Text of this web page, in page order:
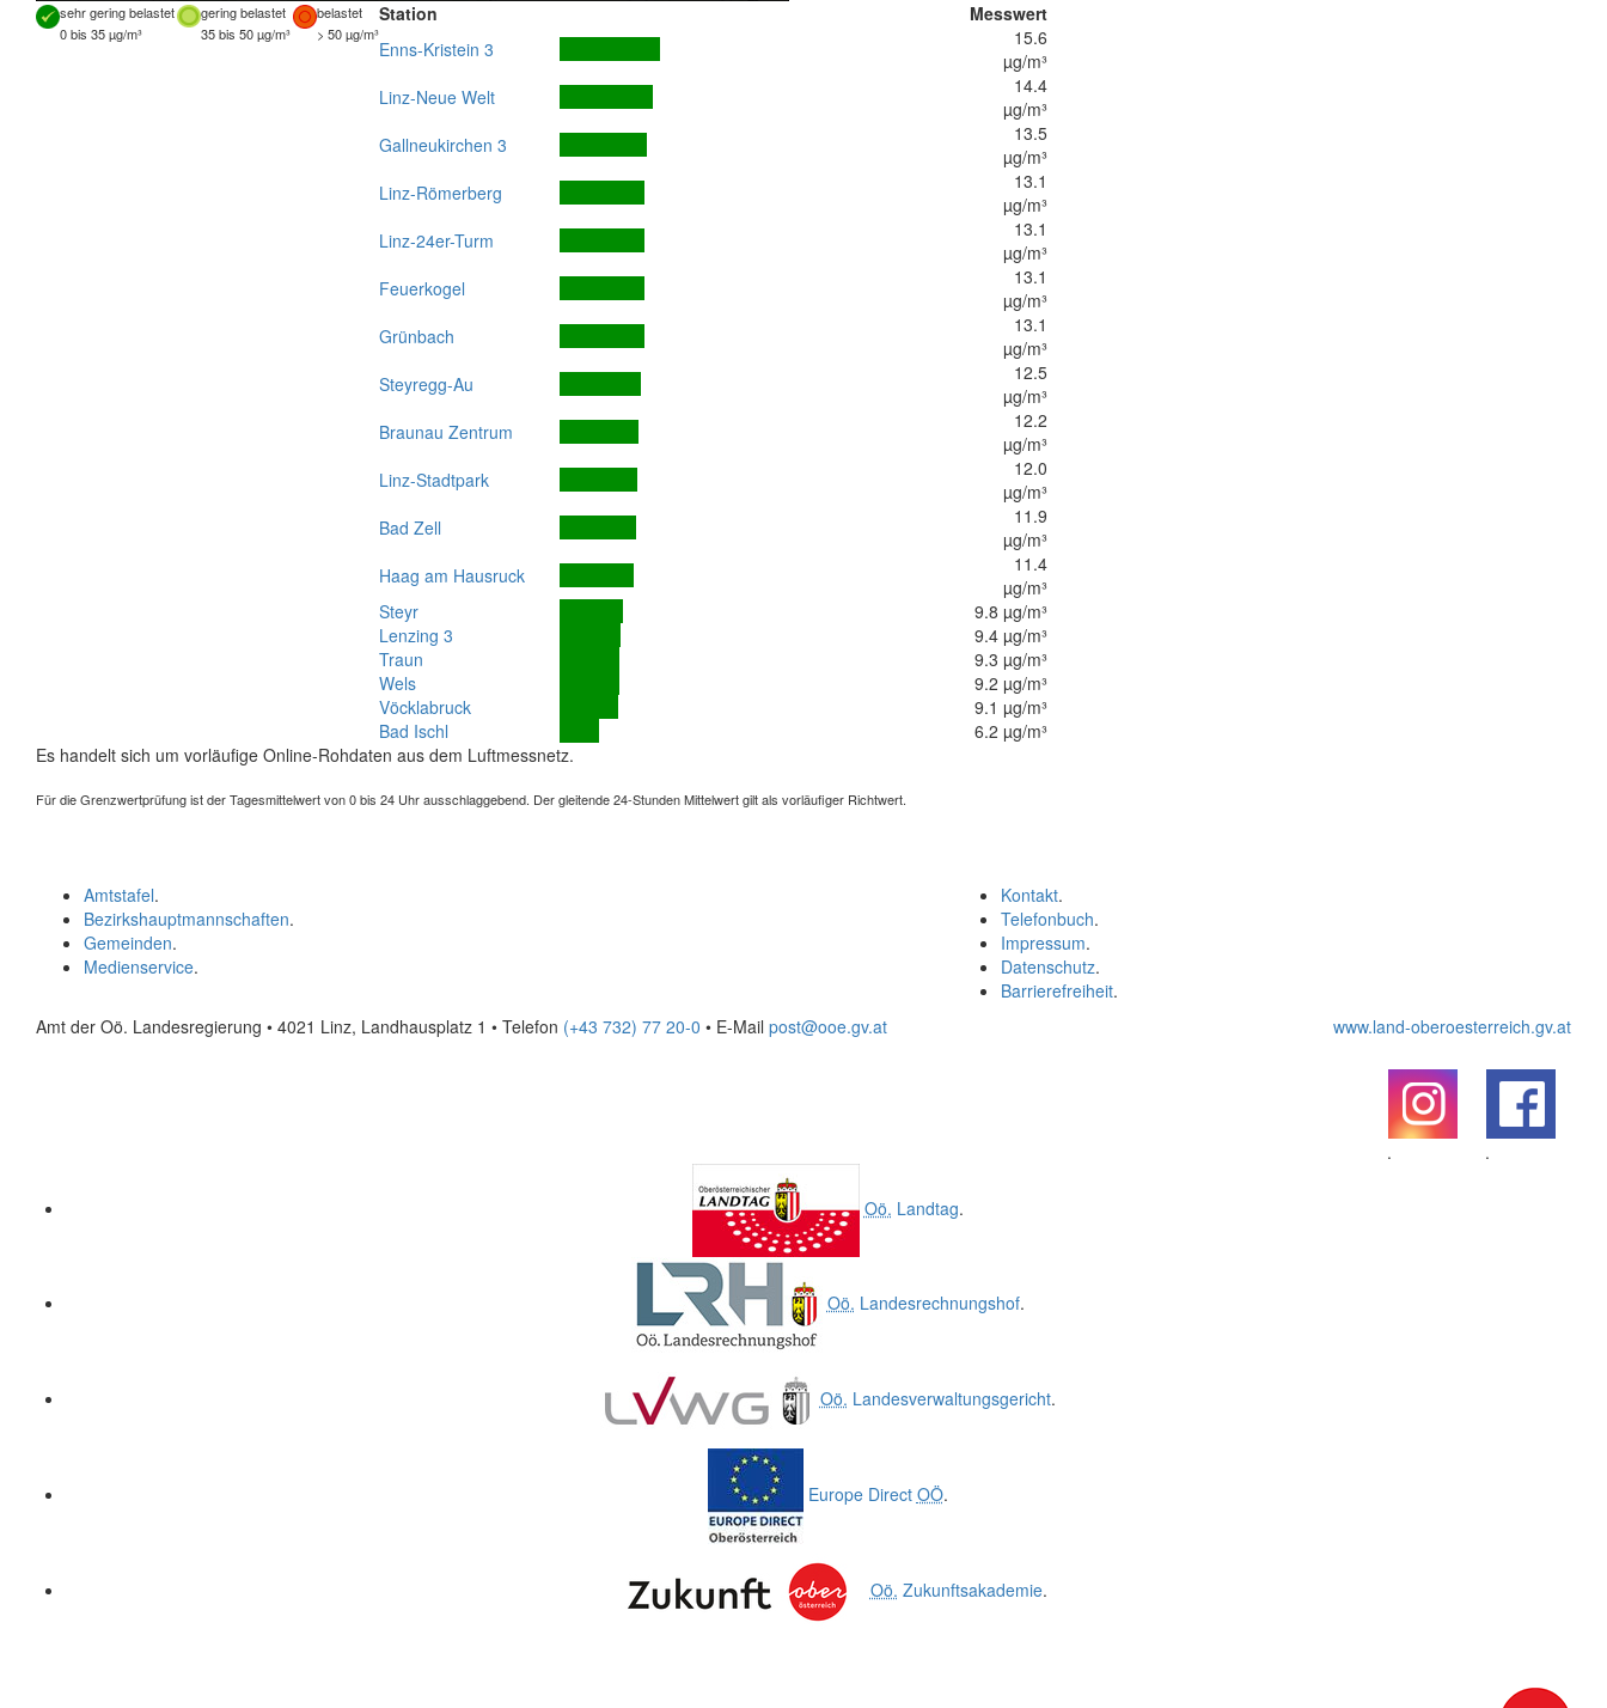
sehr gering belastet gering belastet
belastet
0 bis 35 µg/m³
35 bis 50 µg/m³ > 50 µg/m³
Station
Messwert
Enns-Kristein 3
15.6
µg/m³
Linz-Neue Welt
14.4
µg/m³
Gallneukirchen 3
13.5
µg/m³
Linz-Römerberg
13.1
µg/m³
Linz-24er-Turm
13.1
µg/m³
Feuerkogel
13.1
µg/m³
Grünbach
13.1
µg/m³
Steyregg-Au
12.5
µg/m³
Braunau Zentrum
12.2
µg/m³
Linz-Stadtpark
12.0
µg/m³
Bad Zell
11.9
µg/m³
Haag am Hausruck
11.4
µg/m³
Steyr
9.8 µg/m³
Lenzing 3
9.4 µg/m³
Traun
9.3 µg/m³
Wels
9.2 µg/m³
Vöcklabruck
9.1 µg/m³
Bad Ischl
6.2 µg/m³
Es handelt sich um vorläufige Online-Rohdaten aus dem Luftmessnetz.
Für die Grenzwertprüfung ist der Tagesmittelwert von 0 bis 24 Uhr ausschlaggebend. Der gleitende 24-Stunden Mittelwert gilt als vorläufiger Richtwert.
Kontakt.
Telefonbuch.
Impressum.
Datenschutz.
Barrierefreiheit.
Amtstafel.
Bezirkshauptmannschaften.
Gemeinden.
Medienservice.
Amt der Oö. Landesregierung • 4021 Linz, Landhausplatz 1 • Telefon (+43 732) 77 20-0 • E-Mail post@ooe.gv.at www.land-oberoesterreich.gv.at
.
.
Oö. Landtag.
Oö. Landesrechnungshof.
Oö. Landesverwaltungsgericht.
Europe Direct OÖ.
Oö. Zukunftsakademie.